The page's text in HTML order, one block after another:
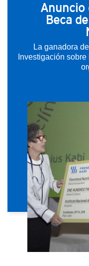
Anuncio
Beca
La ganadora
Investigación